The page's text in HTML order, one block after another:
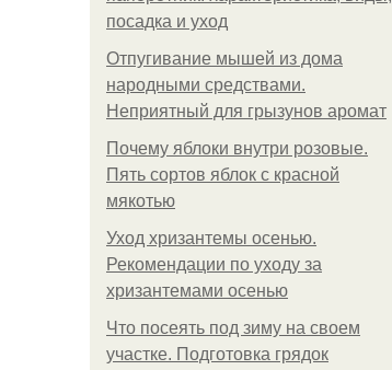
посадка и уход
Отпугивание мышей из дома
народными средствами.
Неприятный для грызунов аромат
Почему яблоки внутри розовые.
Пять сортов яблок с красной
мякотью
Уход хризантемы осенью.
Рекомендации по уходу за
хризантемами осенью
Что посеять под зиму на своем
участке. Подготовка грядок